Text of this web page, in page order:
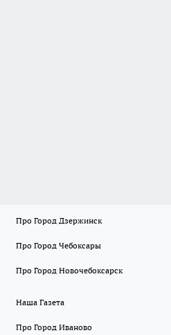
Про Город Дзержинск
Про Город Чебоксары
Про Город Новочебоксарск
Наша Газета
Про Город Иваново